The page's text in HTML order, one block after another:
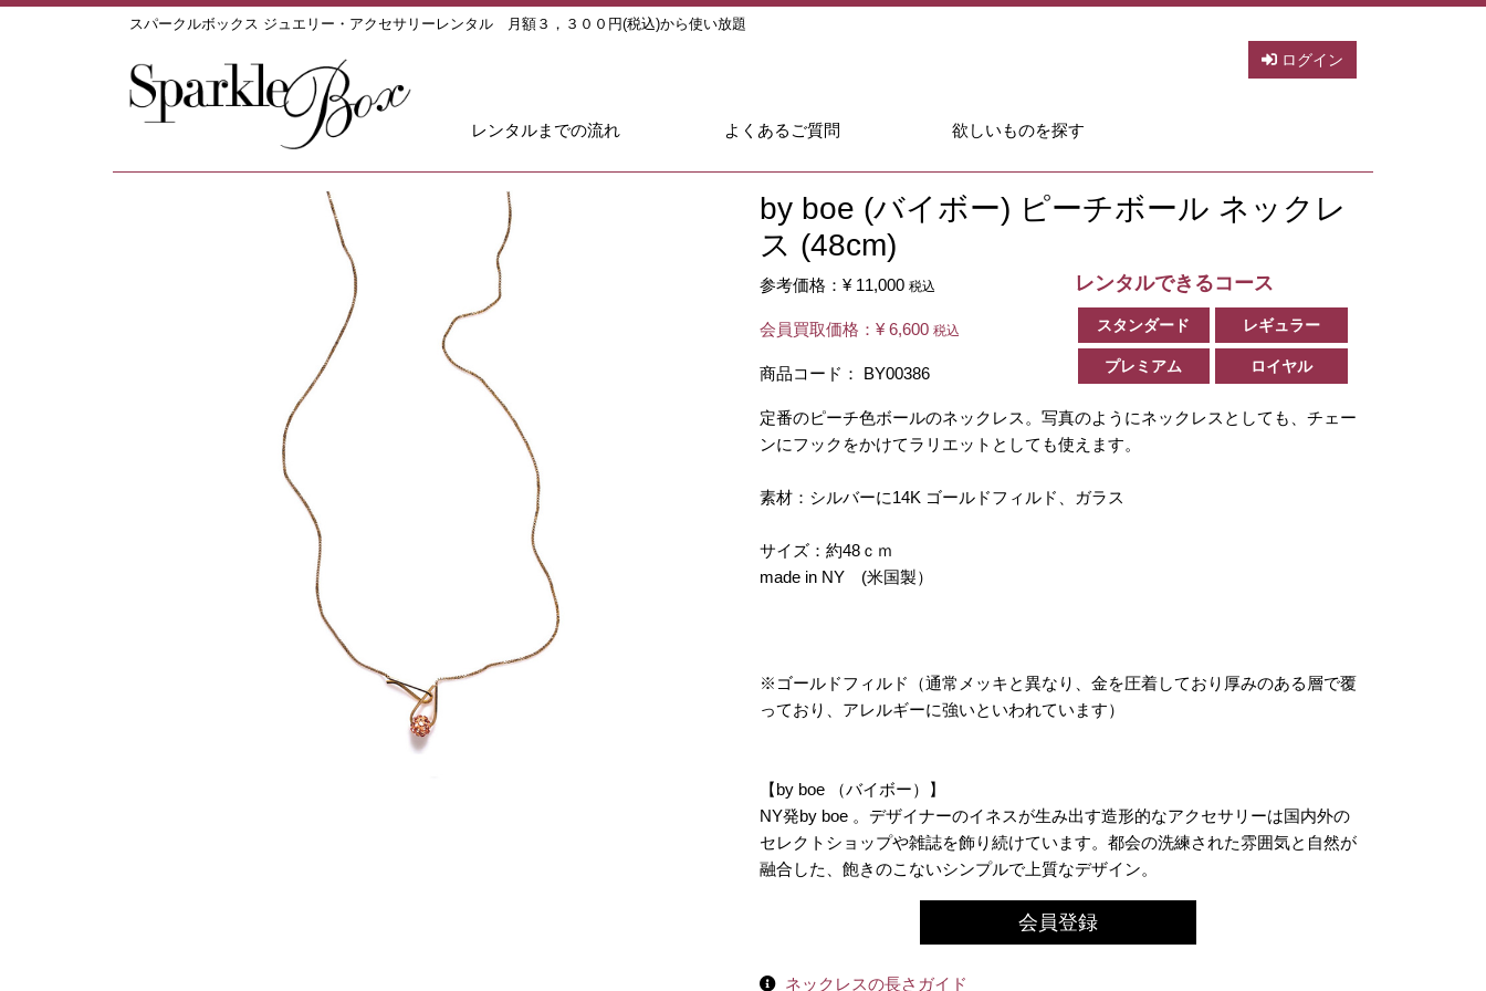
スパークルボックス ジュエリー・アクセサリーレンタル 月額３，３００円(税込)から使い放題
ログイン
レンタルまでの流れ よくあるご質問 欲しいものを探す
by boe (バイボー) ピーチボール ネックレ
ス (48cm)
参考価格： ¥ 11,000 税込
会員買取価格： ¥ 6,600 税込
商品コード： BY00386
レンタルできるコース
スタンダード レギュラー
プレミアム ロイヤル
定番のピーチ色ボールのネックレス。写真のようにネックレスとしても、チェー
ンにフックをかけてラリエットとしても使えます。
素材：シルバーに14K ゴールドフィルド、ガラス
サイズ：約48ｃｍ
made in NY (米国製）
※ ゴールドフィルド
（通常メッキと異なり、金を圧着しており厚みのある層で覆
っており、アレルギーに強いといわれています）
【by boe （バイボー）】
NY発by boe 。デザイナーのイネスが生み出す造形的なアクセサリーは国内外の
セレクトショップや雑誌を飾り続けています。都会の洗練された雰囲気と自然が
融合した、飽きのこないシンプルで上質なデザイン。
会員登録
ネックレスの長さガイド